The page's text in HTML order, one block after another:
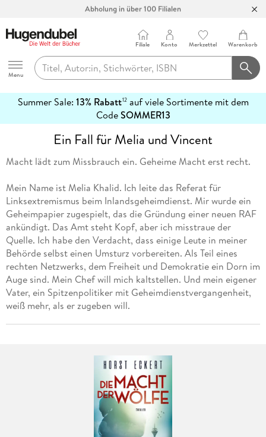
Abholung in über 100 Filialen
Hugendubel
Menu
Filiale Konto Merkzettel Warenkorb
Summer Sale: 13% Rabatt12auf viele Sortimente mit dem
CodeSOMMER13
erfahren
Ein Fall für Melia und Vincent
Macht lädt zum Missbrauch ein. Geheime Macht erst recht.
Mein Name ist Melia Khalid. Ich leite das Referat für
Linksextremismus beim Inlandsgeheimdienst. Mir wurde ein
Geheimpapier zugespielt, das die Gründung einer neuen RAF
ankündigt. Das Amt steht Kopf, aber ich misstraue der
Quelle. Ich habe den Verdacht, dass einige Leute in meiner
Behörde selbst einen Umsturz vorbereiten. Als Teil eines
rechten Netzwerks, dem Freiheit und Demokratie ein Dorn im
Auge sind. Mein Chef will mich kaltstellen. Und mein eigener
Vater, ein Spitzenpolitiker mit Geheimdienstvergangenheit,
weiß mehr, als er zugeben will.